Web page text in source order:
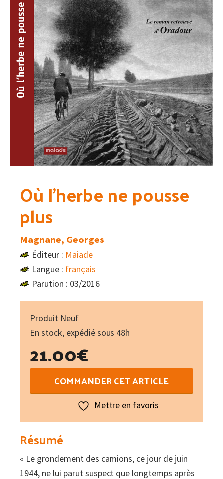
Où l’herbe ne pousse
plus
Magnane, Georges
Éditeur : Maiade
Langue : français
Parution : 03/2016
Produit Neuf
En stock, expédié sous 48h
21.00€
de
ne
pousse
plus
COMMANDER CET ARTICLE
Mettre en favoris
Résumé
« Le grondement des camions, ce jour de juin
1944, ne lui parut suspect que longtemps après